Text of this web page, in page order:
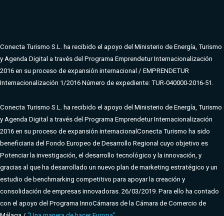
Conecta Turismo S.L. ha recibido el apoyo del Ministerio de Energía, Turismo
y Agenda Digital a través del Programa Emprendetur Internacionalización
2016 en su proceso de expansión internacional / EMPRENDETUR
Internacionalización 1/2016 Número de expediente: TUR-040000-2016-51.
Conecta Turismo S.L. ha recibido el apoyo del Ministerio de Energía, Turismo
y Agenda Digital a través del Programa Emprendetur Internacionalización
2016 en su proceso de expansión internacional Conecta Turismo ha sido
beneficiaria del Fondo Europeo de Desarrollo Regional cuyo objetivo es
Potenciar la investigación, el desarrollo tecnológico y la innovación, y
gracias al que ha desarrollado un nuevo plan de marketing estratégico y un
estudio de benchmarking competitivo para apoyar la creación y
consolidación de empresas innovadoras. 26/03/2019. Para ello ha contado
con el apoyo del Programa InnoCámaras de la Cámara de Comercio de